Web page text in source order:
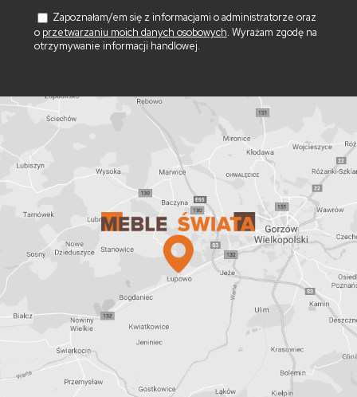
Zapoznałam/em się z informacjami o administratorze oraz
o przetwarzaniu moich danych osobowych. Wyrażam zgodę na
otrzymywanie informacji handlowej.